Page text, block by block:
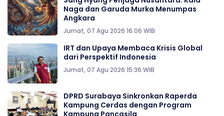
Naga dan Garuda Murka Menumpas
Angkara
Jumat, 07 Agu 2026 16:06 WIB
IRT dan Upaya Membaca Krisis Global
dari Perspektif Indonesia
Jumat, 07 Agu 2026 15:36 WIB
DPRD Surabaya Sinkronkan Raperda
Kampung Cerdas dengan Program
Kampung Pancasila